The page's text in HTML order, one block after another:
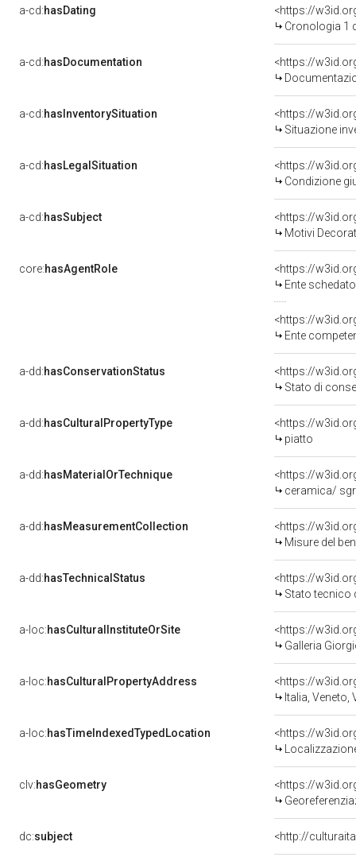
a-cd:hasDating
<https://
Cronologia 1
a-cd:hasDocumentation
a-cd:hasInventorySituation
<https://
Situazione
a-cd:hasLegalSituation
<https://
Condizione
a-cd:hasSubject
<https://
Motivi
core:hasAgentRole
<https://
Ente
<https://
Ente competente per tutela
a-dd:hasConservationStatus
<https://
Stato di
a-dd:hasCulturalPropertyType
piatto
a-dd:hasMaterialOrTechnique
<https://
ceramica/
a-dd:hasMeasurementCollection
<https://
Misure del
a-dd:hasTechnicalStatus
<https://
Stato tecnico
a-loc:hasCulturalInstituteOrSite
<https://
Galleria
a-loc:hasCulturalPropertyAddress
<https://
Italia, Veneto,
a-loc:hasTimeIndexedTypedLocation
<https://
clv:hasGeometry
<https://
dc:subject <http://